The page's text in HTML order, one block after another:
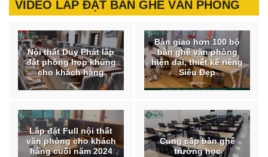
VIDEO LẮP ĐẶT BÀN GHẾ VĂN PHÒNG
Nội thất Duy Phát lắp
đặt phòng họp khủng
cho khách hàng
Bàn giao hơn 100 bộ
bàn ghế văn phòng
hiện đại, thiết kế riêng
Siêu Đẹp
Lắp đặt Full nội thất
văn phòng cho khách
hàng cuối năm 2024
Cung cấp bàn ghế
trường học